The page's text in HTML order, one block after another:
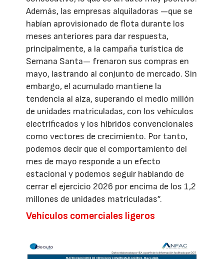
Además, las empresas alquiladoras —que se
habían aprovisionado de flota durante los
meses anteriores para dar respuesta,
principalmente, a la campaña turística de
Semana Santa— frenaron sus compras en
mayo, lastrando al conjunto de mercado. Sin
embargo, el acumulado mantiene la
tendencia al alza, superando el medio millón
de unidades matriculadas, con los vehículos
electrificados y los híbridos convencionales
como vectores de crecimiento. Por tanto,
podemos decir que el comportamiento del
mes de mayo responde a un efecto
estacional y podemos seguir hablando de
cerrar el ejercicio 2026 por encima de los 1,2
millones de unidades matriculadas”.
Vehículos comerciales ligeros